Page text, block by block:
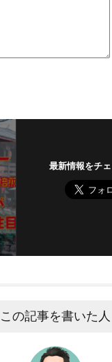
最新情報をチ
この記事を書いた人